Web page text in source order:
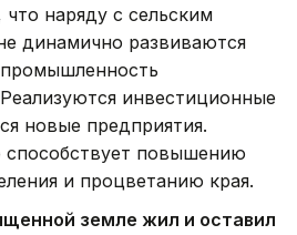
наряду с сельским
динамично развиваются
инвестиционные
новые предприятия.
способствует повышению
и процветанию края.
земле жил и оставил